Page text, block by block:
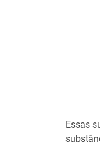
Essas